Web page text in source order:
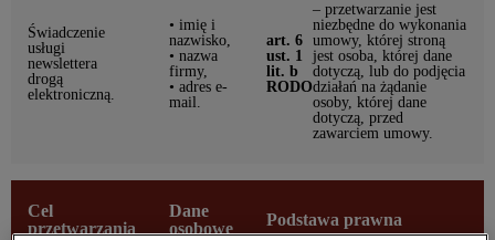
Świadczenie
usługi
newslettera
drogą
elektroniczną.
• imię i
nazwisko,
• nazwa
firmy,
• adres e-
mail.
art. 6
ust. 1
lit. b
RODO
– przetwarzanie jest
niezbędne do wykonania
umowy, której stroną
jest osoba, której dane
dotyczą, lub do podjęcia
działań na żądanie
osoby, której dane
dotyczą, przed
zawarciem umowy.
Cel
przetwarzania
Dane
osobowe
Podstawa prawna